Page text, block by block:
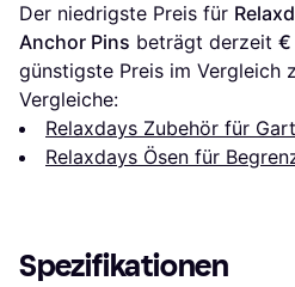
Der niedrigste Preis für
Anchor Pins beträgt derzeit €
günstigste Preis im Vergleich
Vergleiche:
Relaxdays Zubehör für
Relaxdays Ösen für
Spezifikationen